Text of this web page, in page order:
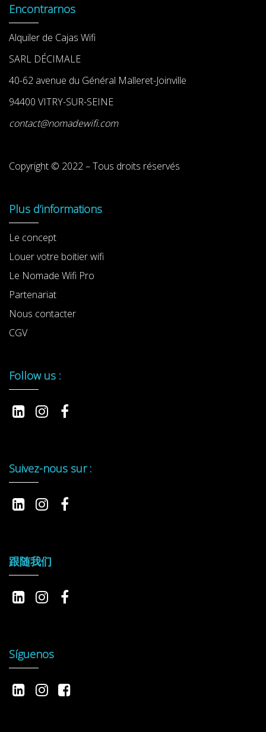
Encontrarnos
Alquiler de Cajas Wifi
SARL DÉCIMALE
40-62 avenue du Général Malleret-Joinville
94400 VITRY-SUR-SEINE
contact@nomadewifi.com
Copyright © 2022 – Tous droits réservés
Plus d’informations
Le concept
Louer votre boitier wifi
Le Nomade Wifi Pro
Partenariat
Nous contacter
CGV
Follow us :
Suivez-nous sur :
跟随我们
Síguenos